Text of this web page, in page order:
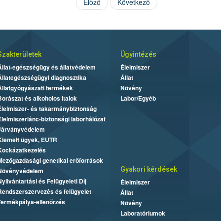
Előző Következő
egészségügy és állatvédelem
diagnosztika
termékek
és alkoholos italok
és takarmánybiztonság
biztonsági laborhálózat
ügyek, EUTR
genetikai erőforrások
és Felügyeleti Díj
és felügyelet
ellenőrzés
Ügyintézés
Élelmiszer
Állat
Növény
Labor/Egyéb
Gyakori kérdések
Élelmiszer
Állat
Növény
Laboratóriumok